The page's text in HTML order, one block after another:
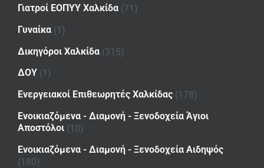
Γιατροί ΕΟΠΥΥ Χαλκίδα (71)
Γυναίκα (1)
Δικηγόροι Χαλκίδα (315)
ΔΟΥ (1)
Ενεργειακοί Επιθεωρητές Χαλκίδας (178)
Ενοικιαζόμενα - Διαμονή - Ξενοδοχεία Άγιοι
Αποστόλοι (10)
Ενοικιαζόμενα - Διαμονή - Ξενοδοχεία Αιδηψός
(180)